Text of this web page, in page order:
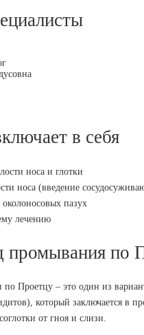
в себя
носа и глотки
носа (введение
пазух
лечению
промывания по
Проетцу – это один из
который заключается в
от гноя и слизи.